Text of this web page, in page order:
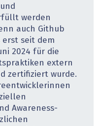
werden
auch Github
erst seit dem
2024 für die
extern
zertifiziert wurde.
Awareness-